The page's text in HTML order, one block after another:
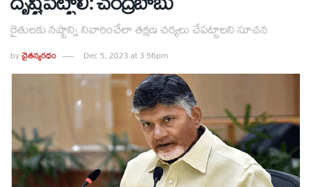
రైతులకు నష్టాన్ని నివారించేలా తక్షణ చర్యలు చేపట్టాలని సూచన
byచైతన్యరధం Dec 5, 2023 at 3:56pm